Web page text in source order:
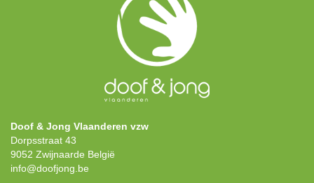
Doof & Jong Vlaanderen vzw
Dorpsstraat 43
9052 Zwijnaarde België
info@doofjong.be